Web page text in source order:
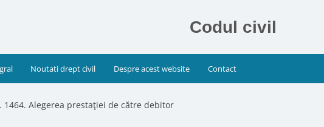
Codul civil
Noutati drept civil Despre acest website Contact
1464. Alegerea prestaţiei de către debitor